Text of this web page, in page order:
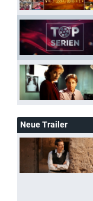
Neue Trailer